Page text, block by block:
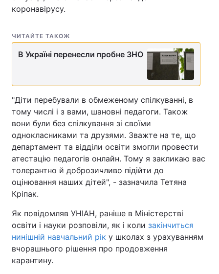
коронавірусу.
ЧИТАЙТЕ ТАКОЖ
В Україні перенесли пробне ЗНО
"Діти перебували в обмеженому спілкуванні, в
тому числі і з вами, шановні педагоги. Також
вони були без спілкування зі своїми
однокласниками та друзями. Зважте на те, що
департамент та відділи освіти змогли провести
атестацію педагогів онлайн. Тому я закликаю вас
толерантно й доброзичливо підійти до
оцінювання наших дітей", - зазначила Тетяна
Кріпак.
Як повідомляв УНІАН, раніше в Міністерстві
освіти і науки розповіли, як і коли закінчиться
нинішній навчальний рік у школах з урахуванням
вчорашнього рішення про продовження
карантину.